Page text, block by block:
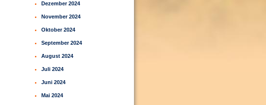
Dezember 2024
November 2024
Oktober 2024
September 2024
August 2024
Juli 2024
Juni 2024
Mai 2024